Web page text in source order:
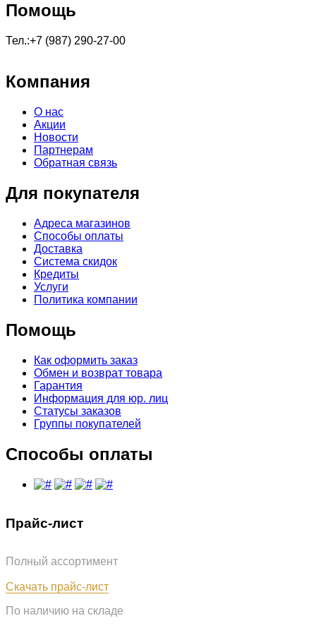
Помощь
Тел.:+7 (987) 290-27-00
Компания
О нас
Акции
Новости
Партнерам
Обратная связь
Для покупателя
Адреса магазинов
Способы оплаты
Доставка
Система скидок
Кредиты
Услуги
Политика компании
Помощь
Как оформить заказ
Обмен и возврат товара
Гарантия
Информация для юр. лиц
Статусы заказов
Группы покупателей
Способы оплаты
Прайс-лист
Полный ассортимент
Скачать прайс-лист
По наличию на складе